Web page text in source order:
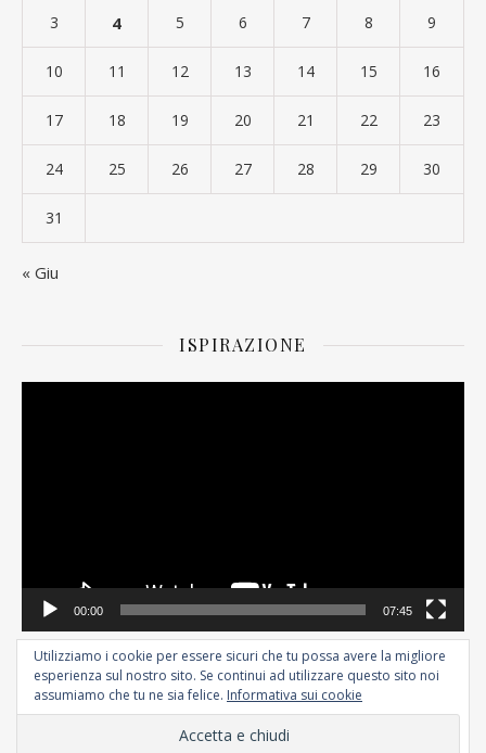
3 4 5 6 7 8 9
10 11 12 13 14 15 16
17 18 19 20 21 22 23
24 25 26 27 28 29 30
31
« Giu
ISPIRAZIONE
00:00 07:45
©2026 - All Rights Reserved.
Ashe Tema diWP Royal
Utilizziamo i cookie per essere sicuri che tu possa avere la migliore
esperienza sul nostro sito. Se continui ad utilizzare questo sito noi
assumiamo che tu ne sia felice. Informativa sui cookie